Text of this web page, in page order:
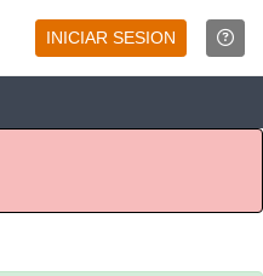
INICIAR SESION